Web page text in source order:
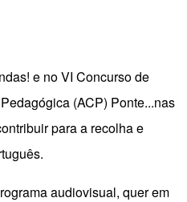
e no VI Concurso de
(ACP) Ponte...nas
para a recolha e
audiovisual, quer em